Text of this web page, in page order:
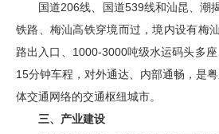
国道206线、国道539线和汕昆、潮
铁路、梅汕高铁穿境而过，境内设有梅
路出入口、1000-3000吨级水运码头多
15分钟车程，对外通达、内部通畅，是
体交通网络的交通枢纽城市。
三、产业建设